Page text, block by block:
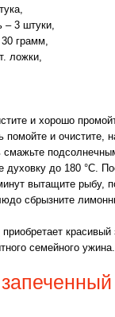
– 3 штуки,
грамм,
ложки,
и хорошо
помойте и очистите,
смажьте
духовку до 180 °C.
вытащите рыбу,
сбрызните
семейного ужина.